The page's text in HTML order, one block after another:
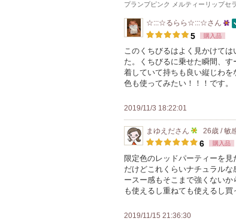
プランプピンク メルティーリップセ
☆:::☆るらら☆:::☆さん
25
人
以
上
ン
バ
ー
に
お
気
5 購入品
このくちびるはよく見かけて
た。くちびるに乗せた瞬間、
着していて持ちも良い縦じわ
色も使ってみたい！！！です。
2019/11/3 18:22:01
まゆえださん
5
人
以
上
26歳 / 敏
6 購入品
限定色のレッドパーティーを
だけどこれくらいナチュラル
ースー感もそこまで強くない
も使えるし重ねても使えるし買
2019/11/15 21:36:30